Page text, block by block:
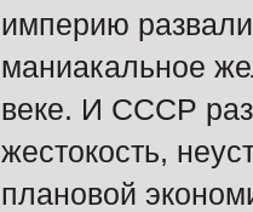
империю
маниакальное
веке. И СССР
жестокость,
плановой